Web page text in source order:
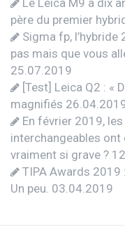
Le Leica M9 a dix
père du premier
Sigma fp, l’hybride
pas mais que vous
25.07.2019
[Test] Leica Q2 : «
magnifiés
En février 2019,
interchangeables ont
vraiment si grave ?
TIPA Awards 2019
Un peu. 03.04.2019